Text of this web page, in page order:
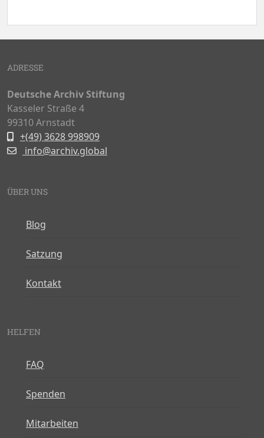
ADRESSE
Deutsche Archiv Stiftung
Kasseler Straße 4
99310 Arnstadt
+(49) 3628 998909
info@archiv.global
ÜBER UNS
Blog
Satzung
Kontakt
HELFEN
FAQ
Spenden
Mitarbeiten